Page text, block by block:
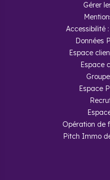
Gérer
Accessibilité
Données
Espace
Espace
Espace
Opération de
Pitch Immo